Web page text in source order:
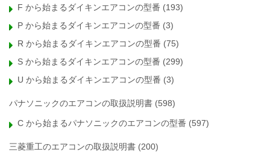
F から始まるダイキンエアコンの型番 (193)
P から始まるダイキンエアコンの型番 (3)
R から始まるダイキンエアコンの型番 (75)
S から始まるダイキンエアコンの型番 (299)
U から始まるダイキンエアコンの型番 (3)
パナソニックのエアコンの取扱説明書 (598)
C から始まるパナソニックのエアコンの型番 (597)
三菱重工のエアコンの取扱説明書 (200)